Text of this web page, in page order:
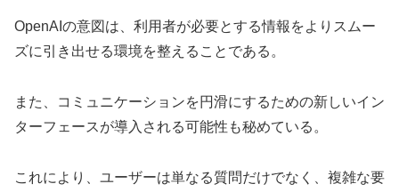
OpenAIの意図は、利用者が必要とする情報をよりスムー
ズに引き出せる環境を整えることである。
また、コミュニケーションを円滑にするための新しいイン
ターフェースが導入される可能性も秘めている。
これにより、ユーザーは単なる質問だけでなく、複雑な要